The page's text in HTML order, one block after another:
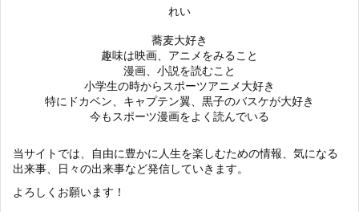
れい
蕎麦大好き
趣味は映画、アニメをみること
漫画、小説を読むこと
小学生の時からスポーツアニメ大好き
特にドカベン、キャプテン翼、黒子のバスケが大好き
今もスポーツ漫画をよく読んでいる
当サイトでは、自由に豊かに人生を楽しむための情報、気になる
出来事、日々の出来事など発信していきます。
よろしくお願います！